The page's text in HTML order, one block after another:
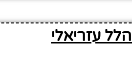
עזריאלי